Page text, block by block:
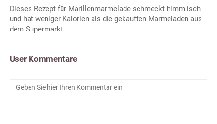
Dieses Rezept für Marillenmarmelade schmeckt himmlisch
und hat weniger Kalorien als die gekauften Marmeladen aus
dem Supermarkt.
User Kommentare